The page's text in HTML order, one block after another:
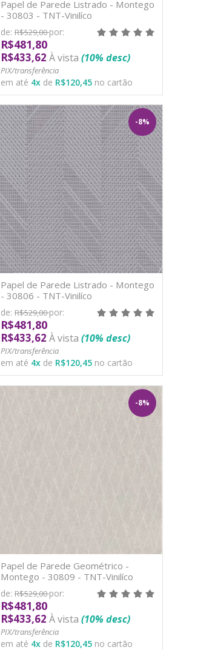
Papel de Parede Listrado - Montego
- 30803 - TNT-Vinilíco
de: R$529,00por:
R$481,80
R$433,62 À vista (10% desc)
PIX/transferência
em até 4xde R$120,45no cartão
-8%
Papel de Parede Listrado - Montego
- 30806 - TNT-Vinilíco
de: R$529,00por:
R$481,80
R$433,62 À vista (10% desc)
PIX/transferência
em até 4xde R$120,45no cartão
-8%
Papel de Parede Geométrico -
Montego - 30809 - TNT-Vinilíco
de: R$529,00por:
R$481,80
R$433,62 À vista (10% desc)
PIX/transferência
em até 4xde R$120,45no cartão